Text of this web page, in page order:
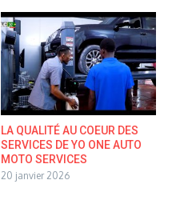
LA QUALITÉ AU COEUR DES
SERVICES DE YO ONE AUTO
MOTO SERVICES
20 janvier 2026